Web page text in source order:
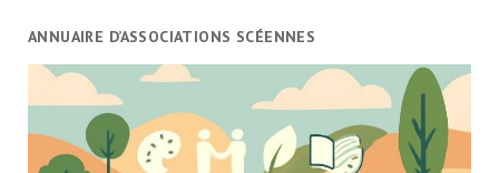
ANNUAIRE D’ASSOCIATIONS SCÉENNES